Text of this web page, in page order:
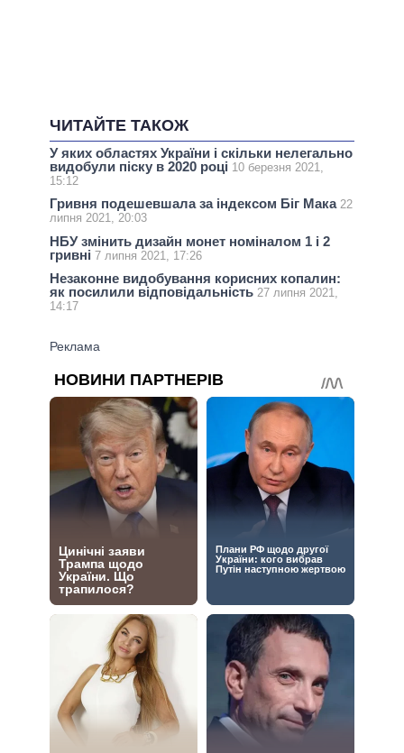
ЧИТАЙТЕ ТАКОЖ
У яких областях України і скільки нелегально
видобули піску в 2020 році 10 березня 2021,
15:12
Гривня подешевшала за індексом Біг Мака 22
липня 2021, 20:03
НБУ змінить дизайн монет номіналом 1 і 2
гривні 7 липня 2021, 17:26
Незаконне видобування корисних копалин:
як посилили відповідальність 27 липня 2021,
14:17